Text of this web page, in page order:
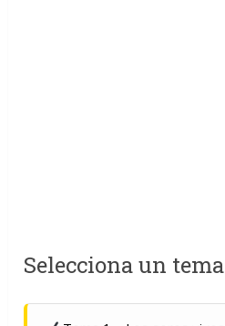
Selecciona un tema